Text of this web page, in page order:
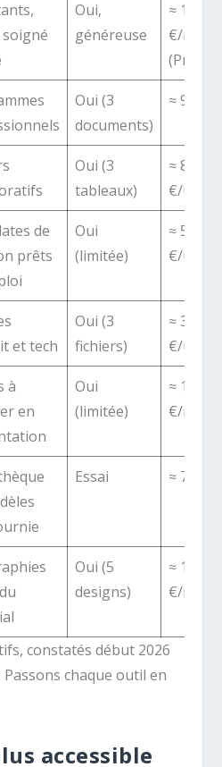
Oui,
généreuse
≈ 12
€/mois
(Pro)
Oui (3
documents)
≈ 9 €/
Oui (3
tableaux)
≈ 8
€/util./
de
prêts
Oui
(limitée)
≈ 5
€/util./
et tech
Oui (3
fichiers)
≈ 3
€/util./
à
en
Oui
(limitée)
≈ 12
€/mois
Essai ≈ 76 €/
Oui (5
designs)
≈ 10
€/mois
constatés début 2026
chaque outil en
accessible